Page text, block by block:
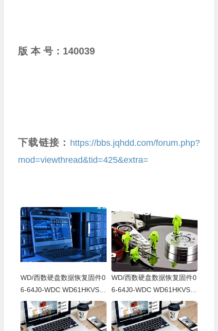
版 本 号： 140039
下载链接： https://bbs.jqhdd.com/forum.php?
mod=viewthread&tid=425&extra=
WD/西数硬盘数据恢复固件0
6-64J0-WDC WD61HKVS-7
8AUSY0-80-00A80-WD-WX
52D71DH04K-00060064-27
00
WD/西数硬盘数据恢复固件0
6-64J0-WDC WD61HKVS-7
8AUSY0-80-00A80-WD-WX
22D2143CAS-00060064-27
00